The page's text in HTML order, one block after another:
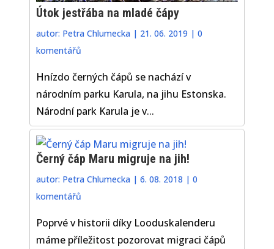
Útok jestřába na mladé čápy
autor: Petra Chlumecka | 21. 06. 2019 |0
komentářů
Hnízdo černých čápů se nachází v
národním parku Karula, na jihu Estonska.
Národní park Karula je v...
Černý čáp Maru migruje na jih!
autor: Petra Chlumecka |6. 08. 2018 |0
komentářů
Poprvé v historii díky Looduskalenderu
máme příležitost pozorovat migraci čápů